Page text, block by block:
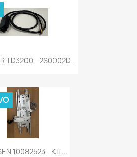
TD3200 - 2S0002D...
10082523 - KIT...